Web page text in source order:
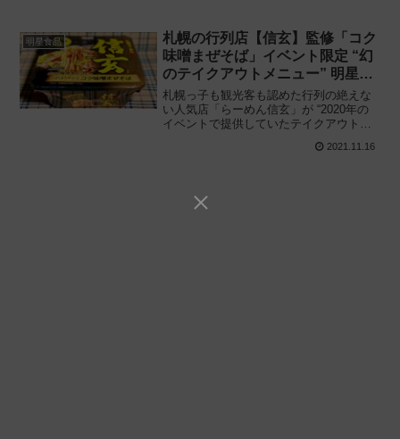
明星食品
札幌の行列店【信玄】監修「コク
味噌まぜそば」イベント限定 “幻
のテイクアウトメニュー” 明星が
カップ麺で再現!!
札幌っ子も観光客も認めた行列の絶えな
い人気店「らーめん信玄」が “2020年の
イベントで提供していたテイクアウトメ
幌らーめん信玄監修 コク味噌まぜそば」
2021.11.16